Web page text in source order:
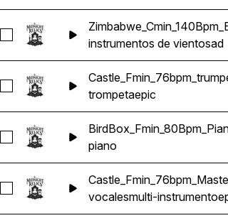
Seleccionar Zimbabwe_Cmin_140Bpm_Brass
instrumentos de vientosad
Seleccionar Castle_Fmin_76bpm_trumpets
trompetaepic
Seleccionar BirdBox_Fmin_80Bpm_Piano
piano
Seleccionar Castle_Fmin_76bpm_Master
vocalesmulti-instrumento